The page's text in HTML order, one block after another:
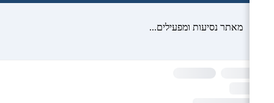
מאתר נסיעות ומפעילים...